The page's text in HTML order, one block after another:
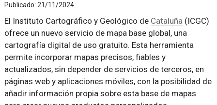
Publicado: 21/11/2024
El Instituto Cartográfico y Geológico de Cataluña(ICGC)
ofrece un nuevo servicio de mapa base global, una
cartografía digital de uso gratuito. Esta herramienta
permite incorporar mapas precisos, fiables y
actualizados, sin depender de servicios de terceros, en
páginas web y aplicaciones móviles, con la posibilidad de
añadir información propia sobre esta base de mapas